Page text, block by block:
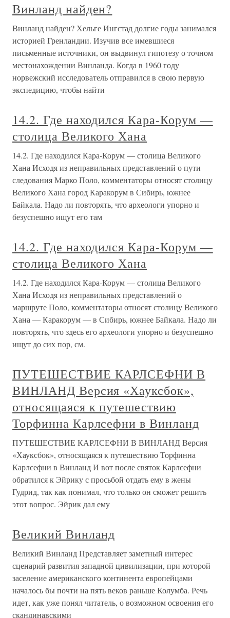
Винланд найден?
Винланд найден? Хельге Ингстад долгие годы занимался
историей Гренландии. Изучив все имевшиеся
письменные источники, он выдвинул гипотезу о точном
местонахождении Винланда. Когда в 1960 году
норвежский исследователь отправился в свою первую
экспедицию, чтобы найти
14.2. Где находился Кара-Корум —
столица Великого Хана
14.2. Где находился Кара-Корум — столица Великого
Хана Исходя из неправильных представлений о пути
следования Марко Поло, комментаторы относят столицу
Великого Хана город Каракорум в Сибирь, южнее
Байкала. Надо ли повторять, что археологи упорно и
безуспешно ищут его там
14.2. Где находился Кара-Корум —
столица Великого Хана
14.2. Где находился Кара-Корум — столица Великого
Хана Исходя из неправильных представлений о
маршруте Поло, комментаторы относят столицу Великого
Хана — Каракорум — в Сибирь, южнее Байкала. Надо ли
повторять, что здесь его археологи упорно и безуспешно
ищут до сих пор, см.
ПУТЕШЕСТВИЕ КАРЛСЕФНИ В
ВИНЛАНД Версия «Хауксбок»,
относящаяся к путешествию
Торфинна Карлсефни в Винланд
ПУТЕШЕСТВИЕ КАРЛСЕФНИ В ВИНЛАНД Версия
«Хауксбок», относящаяся к путешествию Торфинна
Карлсефни в Винланд И вот после святок Карлсефни
обратился к Эйрику с просьбой отдать ему в жены
Гудрид, так как понимал, что только он сможет решить
этот вопрос. Эйрик дал ему
Великий Винланд
Великий Винланд Представляет заметный интерес
сценарий развития западной цивилизации, при которой
заселение американского континента европейцами
началось бы почти на пять веков раньше Колумба. Речь
идет, как уже понял читатель, о возможном освоения его
скандинавскими